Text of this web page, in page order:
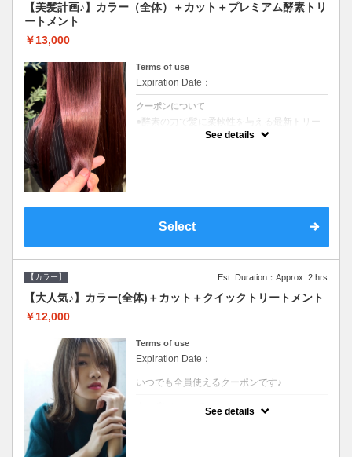
【美髪計画♪】カラー（全体）＋カット＋プレミアム酵素トリ
ートメント
￥13,000
Terms of use
Expiration Date：
クーポンについて
●酵素の力で髪に柔軟性を与える最新トリー
トメント●ＳＢ込●長さ料金あり《こちらのク
See details
Select
【カラー】 Est. Duration：Approx. 2 hrs
【大人気♪】カラー(全体)＋カット＋クイックトリートメント
￥12,000
Terms of use
Expiration Date：
いつでも全員使えるクーポンです♪
See details